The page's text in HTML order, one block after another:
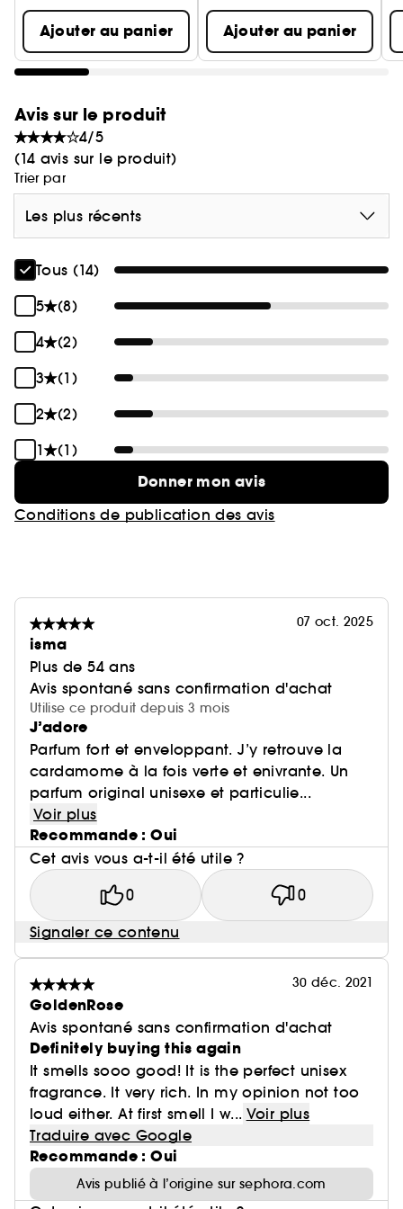
Ajouter au panier Ajouter au panier
Avis sur le produit
4/5
(14 avis sur le produit)
Trier par
Les plus récents
Tous (14)
5
(8)
4
(2)
3
(1)
2
(2)
1
(1)
Donner mon avis
Conditions de publication des avis
07 oct. 2025
isma
Plus de 54 ans
Avis spontané sans confirmation d'achat
Utilise ce produit depuis 3 mois
J’adore
Parfum fort et enveloppant. J’y retrouve la
cardamome à la fois verte et enivrante. Un
parfum original unisexe et particulie...
Voir plus
Recommande : Oui
Cet avis vous a-t-il été utile ?
0 0
Signaler ce contenu
30 déc. 2021
GoldenRose
Avis spontané sans confirmation d'achat
Definitely buying this again
It smells sooo good! It is the perfect unisex
fragrance. It very rich. In my opinion not too
loud either. At first smell I w... Voir plus
Traduire avec Google
Recommande : Oui
Avis publié à l’origine sur sephora.com